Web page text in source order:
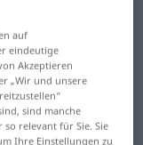
für
auf
eindeutige
Akzeptieren
„Wir und unsere
sind manche
relevant für Sie. Sie
Ihre Einstellungen zu